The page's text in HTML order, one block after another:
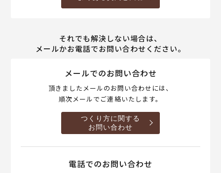
それでも解決しない場合は、
メールかお電話でお問い合わせください。
メールでのお問い合わせ
頂きましたメールのお問い合わせには、
順次メールでご連絡いたします。
つくり方に関する
お問い合わせ
電話でのお問い合わせ